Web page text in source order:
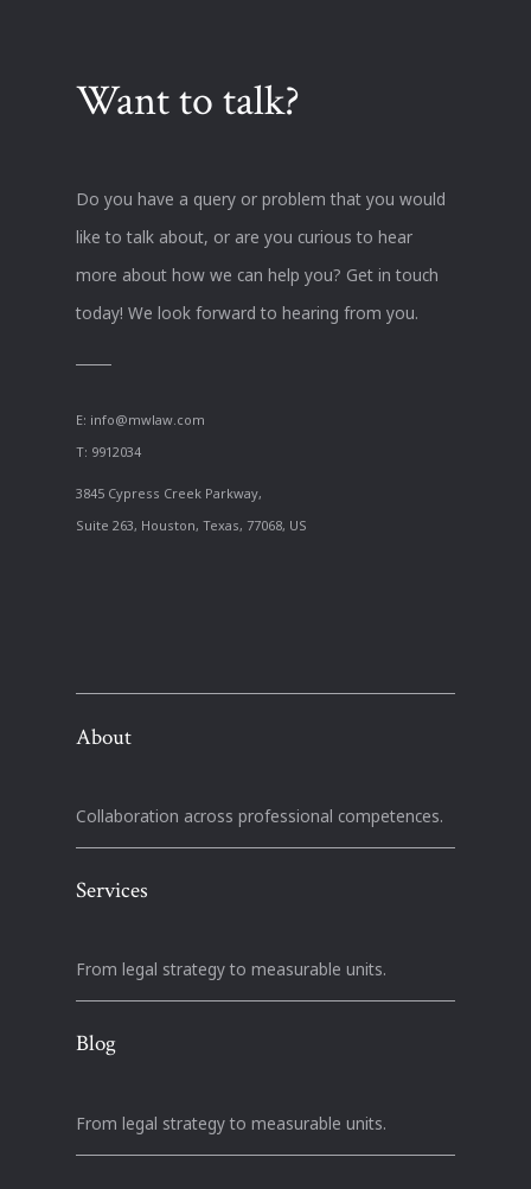
Want to talk?
Do you have a query or problem that you would
like to talk about, or are you curious to hear
more about how we can help you? Get in touch
today! We look forward to hearing from you.
E: info@mwlaw.com
T: 9912034
3845 Cypress Creek Parkway,
Suite 263, Houston, Texas, 77068, US
About
Collaboration across professional competences.
Services
From legal strategy to measurable units.
Blog
From legal strategy to measurable units.